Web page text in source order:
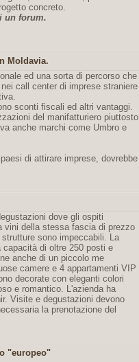
concreto.
un forum.
Moldavia.
ed una sorta di percorso che
call center di imprese straniere
sconti fiscali ed altri vantaggi.
del manifatturiero piuttosto
anche marchi come Umbro e
di attirare imprese, dovrebbe
dove gli ospiti
vini della stessa fascia di prezzo
sono impeccabili. La
di oltre 250 posti e
anche di un piccolo me
camere e 4 appartamenti VIP
decorate con eleganti colori
e romantico. L'azienda ha
Visite e degustazioni devono
la prenotazione del
"europeo"